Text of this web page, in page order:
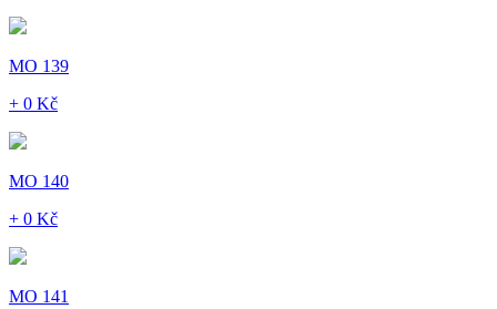
MO 139
+ 0 Kč
MO 140
+ 0 Kč
MO 141